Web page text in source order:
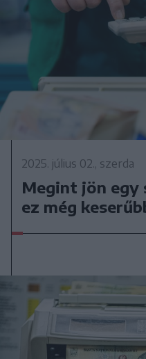
2025. július 02., szerda
Megint jön egy
ez még